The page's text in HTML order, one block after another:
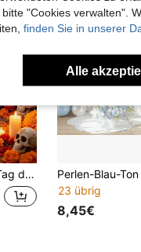
Scherz Themen Dekoration Zubehör
23 übrig
8,45€
"Cookies verwalten".
finden Sie in unserer
Alle